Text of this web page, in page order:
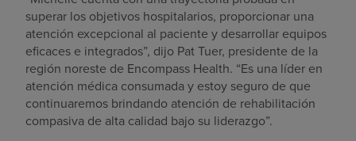
superar los objetivos hospitalarios, proporcionar una
atención excepcional al paciente y desarrollar equipos
eficaces e integrados”, dijo Pat Tuer, presidente de la
región noreste de Encompass Health. “Es una líder en
atención médica consumada y estoy seguro de que
continuaremos brindando atención de rehabilitación
compasiva de alta calidad bajo su liderazgo”.